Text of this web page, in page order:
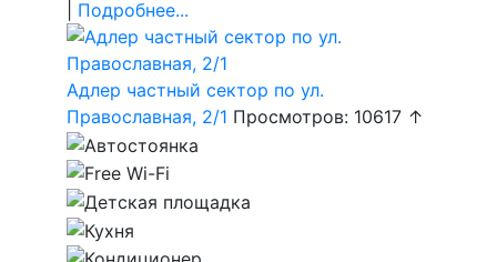
Подробнее...
Адлер частный сектор по ул.
Православная, 2/1 Просмотров: 10617 ↑